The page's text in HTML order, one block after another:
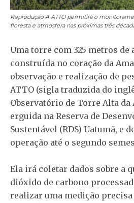
ReproduçãoA ATTO permitirá o
floresta e atmosfera nas próximas três
Uma torre com 325 metros de
construída no coração da
observação e realização de
ATTO (sigla traduzida do
Observatório de Torre Alta da
erguida na Reserva de
Sustentável (RDS) Uatumã, e
operação até o segundo
Ela irá coletar dados sobre a
dióxido de carbono
realizar uma medição precisa